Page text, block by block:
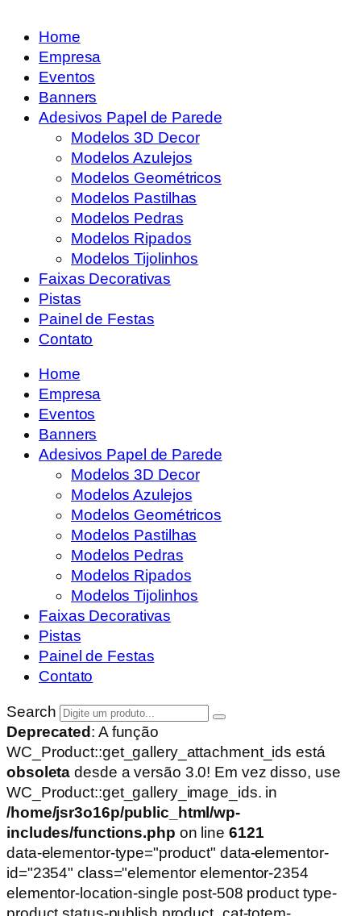
Home
Empresa
Eventos
Banners
Adesivos Papel de Parede
Modelos 3D Decor
Modelos Azulejos
Modelos Geométricos
Modelos Pastilhas
Modelos Pedras
Modelos Ripados
Modelos Tijolinhos
Faixas Decorativas
Pistas
Painel de Festas
Contato
Home
Empresa
Eventos
Banners
Adesivos Papel de Parede
Modelos 3D Decor
Modelos Azulejos
Modelos Geométricos
Modelos Pastilhas
Modelos Pedras
Modelos Ripados
Modelos Tijolinhos
Faixas Decorativas
Pistas
Painel de Festas
Contato
Search
Deprecated: A função
WC_Product::get_gallery_attachment_ids está
obsoleta desde a versão 3.0! Em vez disso, use
WC_Product::get_gallery_image_ids. in
/home/jsr3o16p/public_html/wp-
includes/functions.php on line 6121
data-elementor-type="product" data-elementor-
id="2354" class="elementor elementor-2354
elementor-location-single post-508 product type-